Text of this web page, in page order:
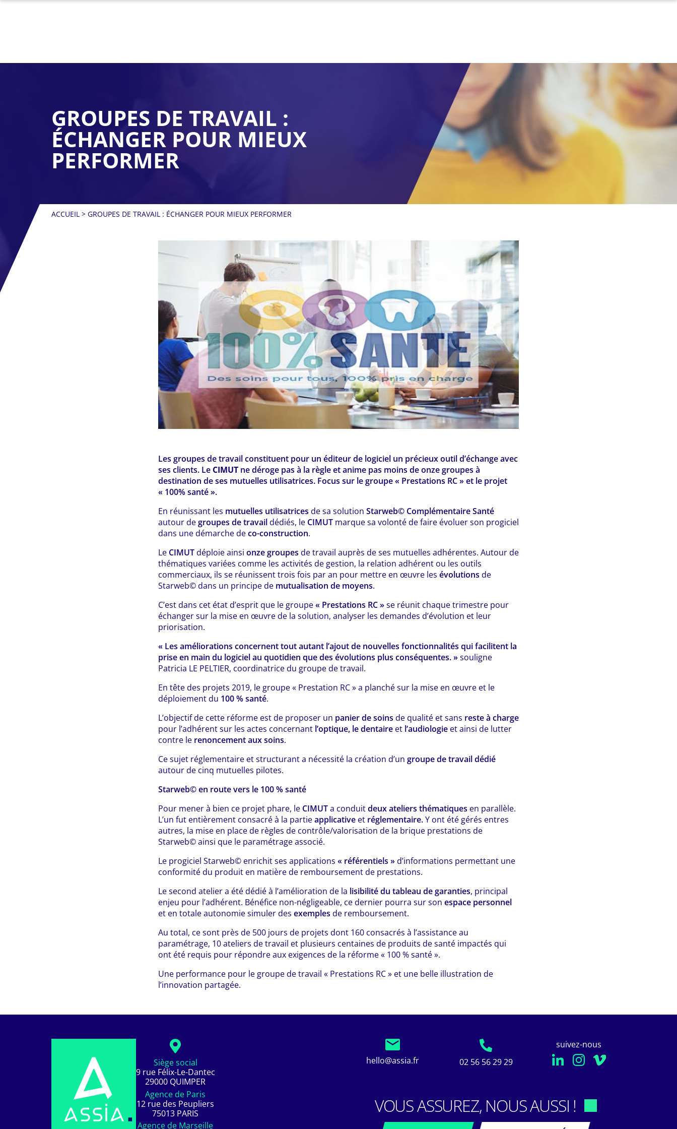
GROUPES DE TRAVAIL :
ÉCHANGER POUR MIEUX
PERFORMER
ACCUEIL > GROUPES DE TRAVAIL : ÉCHANGER POUR MIEUX PERFORMER
Les groupes de travail constituent pour un éditeur de logiciel un précieux outil d’échange avec
ses clients. Le CIMUT ne déroge pas à la règle et anime pas moins de onze groupes à
destination de ses mutuelles utilisatrices. Focus sur le groupe « Prestations RC » et le projet
« 100% santé ».
En réunissant les mutuelles utilisatrices de sa solution Starweb© Complémentaire Santé
autour degroupes de travaildédiés, le CIMUT marque sa volonté de faire évoluer son progiciel
dans une démarche deco-construction.
Le CIMUTdéploie ainsi onze groupes de travail auprès de ses mutuelles adhérentes. Autour de
thématiques variées comme les activités de gestion, la relation adhérent ou les outils
commerciaux, ils se réunissent trois fois par an pour mettre en œuvre les évolutions de
Starweb© dans un principe de mutualisation de moyens.
C’est dans cet état d’esprit que le groupe« Prestations RC »se réunit chaque trimestre pour
échanger sur la mise en œuvre de la solution, analyser les demandes d’évolution et leur
priorisation.
« Les améliorations concernent tout autant l’ajout de nouvelles fonctionnalités qui facilitent la
prise en main du logiciel au quotidien que des évolutions plus conséquentes. »souligne
Patricia LE PELTIER, coordinatrice du groupe de travail.
En tête des projets 2019, le groupe « Prestation RC » a planché sur la mise en œuvre et le
déploiement du 100 % santé.
L’objectif de cette réforme est de proposer un panier de soins de qualité et sans reste à charge
pour l’adhérent sur les actes concernant l’optique, le dentaire et l’audiologie et ainsi de lutter
contre le renoncement aux soins.
Ce sujet réglementaire et structurant a nécessité la création d’un groupe de travail dédié
autour de cinq mutuelles pilotes.
Starweb© en route vers le 100 % santé
Pour mener à bien ce projet phare, le CIMUTa conduitdeux ateliers thématiques en parallèle.
L’un fut entièrement consacré à la partieapplicative et réglementaire.Y ont été gérés entres
autres, la mise en place de règles de contrôle/valorisation de la brique prestations de
Starweb© ainsi que le paramétrage associé.
Le progiciel Starweb© enrichit ses applications « référentiels »d’informations permettant une
conformité du produit en matière de remboursement de prestations.
Le second atelier a été dédié à l’amélioration de la lisibilité du tableau de garanties, principal
enjeu pour l’adhérent. Bénéfice non-négligeable, ce dernier pourra sur son espace personnel
et en totale autonomie simuler des exemples de remboursement.
Au total, ce sont près de 500 jours de projets dont 160 consacrés à l’assistance au
paramétrage, 10 ateliers de travail et plusieurs centaines de produits de santé impactés qui
ont été requis pour répondre aux exigences de la réforme « 100 % santé ».
Une performance pour le groupe de travail « Prestations RC » et une belle illustration de
l’innovation partagée.
Siège social
9 rue Félix-Le-Dantec
29000 QUIMPER
Agence de Paris
12 rue des Peupliers
75013 PARIS
Agence de Marseille
hello@assia.fr 02 56 56 29 29
suivez-nous
VOUS ASSUREZ, NOUS AUSSI !